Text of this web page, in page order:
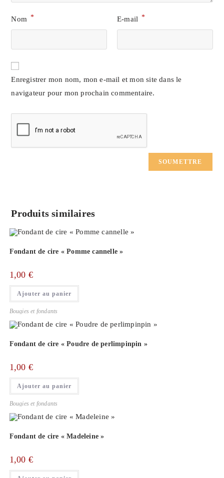
Nom * E-mail *
Enregistrer mon nom, mon e-mail et mon site dans le
navigateur pour mon prochain commentaire.
Produits similaires
Fondant de cire « Pomme cannelle »
1,00 €
Ajouter au panier
Bougies et fondants
Fondant de cire « Poudre de perlimpinpin »
1,00 €
Ajouter au panier
Bougies et fondants
Fondant de cire « Madeleine »
1,00 €